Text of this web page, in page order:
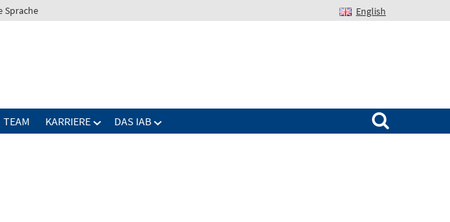
Sprache English
TEAM KARRIERE DAS IAB
Suchen nach: